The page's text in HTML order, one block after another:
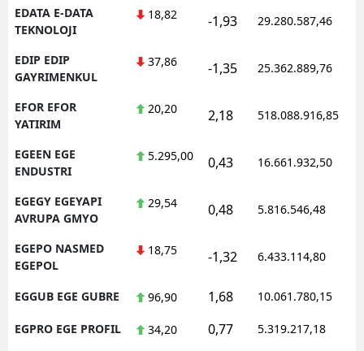
EDATA E-DATA
TEKNOLOJI
18,82 -1,93 29.280.587,46
EDIP EDIP
GAYRIMENKUL
37,86 -1,35 25.362.889,76
EFOR EFOR
YATIRIM
20,20 2,18 518.088.916,85
EGEEN EGE
ENDUSTRI
5.295,00 0,43 16.661.932,50
EGEGY EGEYAPI
AVRUPA GMYO
29,54 0,48 5.816.546,48
EGEPO NASMED
EGEPOL
18,75 -1,32 6.433.114,80
EGGUB EGE GUBRE 96,90 1,68 10.061.780,15
EGPRO EGE PROFIL 34,20 0,77 5.319.217,18